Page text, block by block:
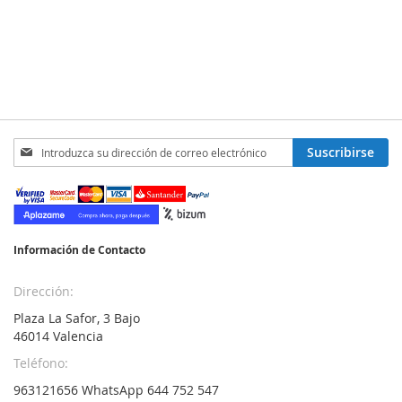
Inscríbase
a
nuestro
boletín
de
Suscribirse
Información de Contacto
Dirección:
Plaza La Safor, 3 Bajo
46014 Valencia
Teléfono:
963121656 WhatsApp 644 752 547